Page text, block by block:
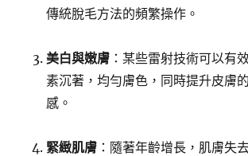
傳統脫毛方法的頻繁操作。
美白與嫩膚 ：某些雷射技術可以有
素沉著，均勻膚色，同時提升皮膚
感。
緊緻肌膚 ：隨著年齡增長，肌膚失